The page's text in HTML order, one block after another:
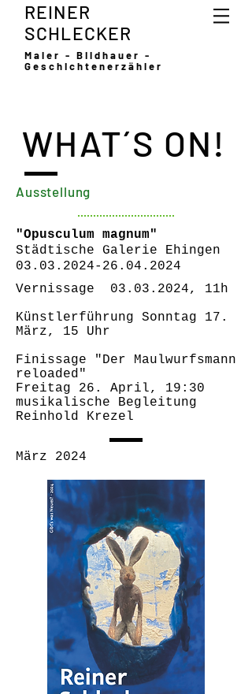
REINER
SCHLECKER
Maler - Bildhauer -
Geschichtenerzähler
WHAT´S ON!
Ausstellung
"Opusculum magnum"
Städtische Galerie Ehingen
03.03.2024-26.04.2024
Vernissage 03.03.2024, 11h
Künstlerführung Sonntag 17.
März, 15 Uhr
Finissage "Der Maulwurfsmann
reloaded"
Freitag 26. April, 19:30
musikalische Begleitung
Reinhold Krezel
März 2024